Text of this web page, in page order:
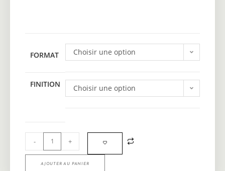
FORMAT Choisir une option
FINITION Choisir une option
- +
AJOUTER AU PANIER